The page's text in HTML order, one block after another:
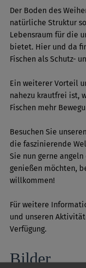
Der Boden des
natürliche Struktur
Lebensraum für die
bietet. Hier und da
Fischen als Schutz-
Ein weiterer Vorteil
nahezu krautfrei ist,
Fischen mehr
Besuchen Sie
die faszinierende
Sie nun gerne
genießen möchten,
willkommen!
Für weitere
und unseren
Verfügung.
Bilder